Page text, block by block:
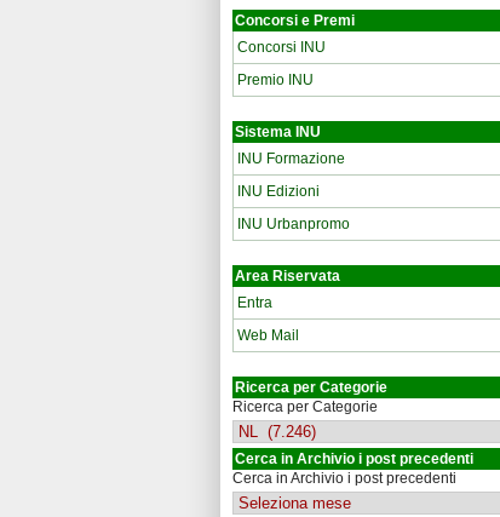
Concorsi e Premi
Concorsi INU
Premio INU
Sistema INU
INU Formazione
INU Edizioni
INU Urbanpromo
Area Riservata
Entra
Web Mail
Ricerca per Categorie
Ricerca per Categorie
Cerca in Archivio i post precedenti
Cerca in Archivio i post precedenti